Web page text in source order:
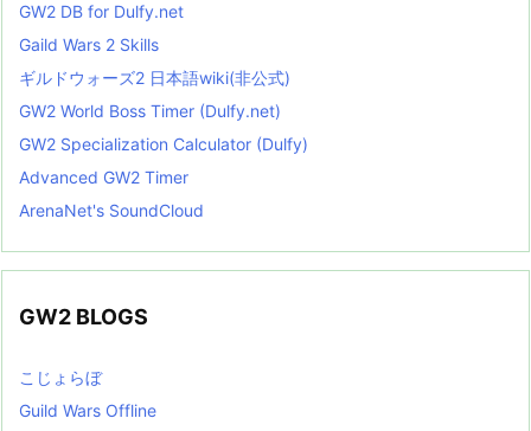
GW2 DB for Dulfy.net
Gaild Wars 2 Skills
ギルドウォーズ2 日本語wiki(非公式)
GW2 World Boss Timer (Dulfy.net)
GW2 Specialization Calculator (Dulfy)
Advanced GW2 Timer
ArenaNet's SoundCloud
GW2 BLOGS
こじょらぼ
Guild Wars Offline